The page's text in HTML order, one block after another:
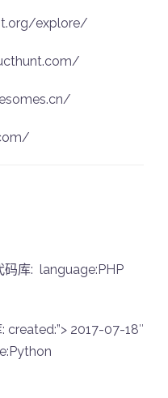
explore/
码库: language:PHP
2017-07-18″